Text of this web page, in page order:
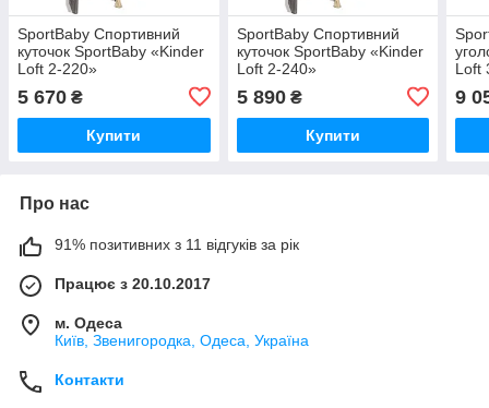
SportBaby Спортивний
куточок SportBaby «Kinder
Loft 2-220»
5 670 ₴
Купити
SportBaby Спортивний
куточок SportBaby «Kinder
Loft 2-240»
5 890₴
Купити
Loft
9
Про нас
91% позитивних з 11 відгуків за рік
Працює з 20.10.2017
м. Одеса
Київ, Звенигородка, Одеса, Україна
Контакти